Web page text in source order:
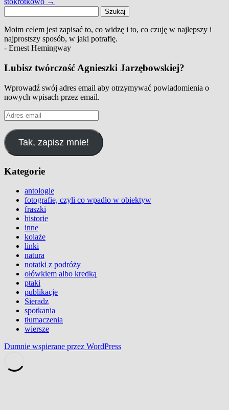
Moim celem jest zapisać to, co widzę i to, co czuję w najlepszy i
najprostszy sposób, w jaki potrafię.
- Ernest Hemingway
Lubisz twórczość Agnieszki Jarzębowskiej?
Wprowadź swój adres email aby otrzymywać powiadomienia o
nowych wpisach przez email.
Adres
email
Tak, zapisz mnie!
Kategorie
antologie
fotografie, czyli co wpadło w obiektyw
fraszki
historie
inne
kolaże
linki
natura
notatki z podróży
ołówkiem albo kredką
ptaki
publikacje
Sieradz
spotkania
tłumaczenia
wiersze
Dumnie wspierane przez WordPress